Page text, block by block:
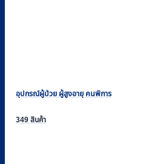
อุปกรณ์ผู้ป่วย ผู้สูงอายุ คนพิการ
349 สินค้า